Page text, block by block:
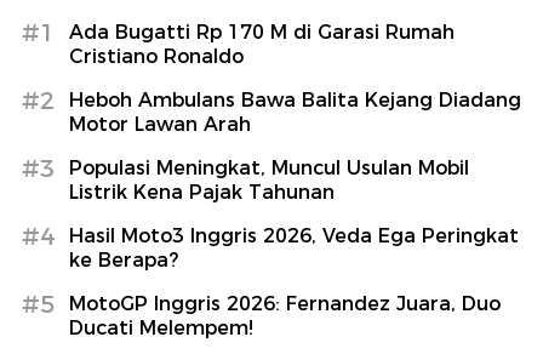
#1
Ada Bugatti Rp 170 M di Garasi Rumah
Cristiano Ronaldo
#2
Heboh Ambulans Bawa Balita Kejang Diadang
Motor Lawan Arah
#3
Populasi Meningkat, Muncul Usulan Mobil
Listrik Kena Pajak Tahunan
#4
Hasil Moto3 Inggris 2026, Veda Ega Peringkat
ke Berapa?
#5
MotoGP Inggris 2026: Fernandez Juara, Duo
Ducati Melempem!